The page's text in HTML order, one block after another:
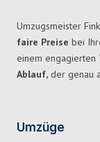
Umzugsmeister
faire Preise bei
einem engagierten
Ablauf, der genau
Umzüge